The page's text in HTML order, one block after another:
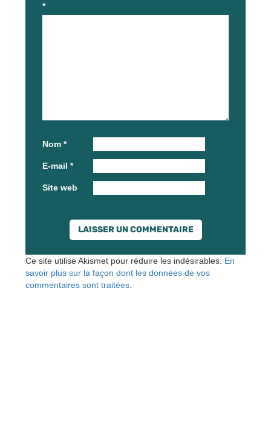
*
Nom *
E-mail *
Site web
Ce site utilise Akismet pour réduire les indésirables. En
savoir plus sur la façon dont les données de vos
commentaires sont traitées.